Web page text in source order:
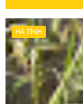
HÀ TĨNH